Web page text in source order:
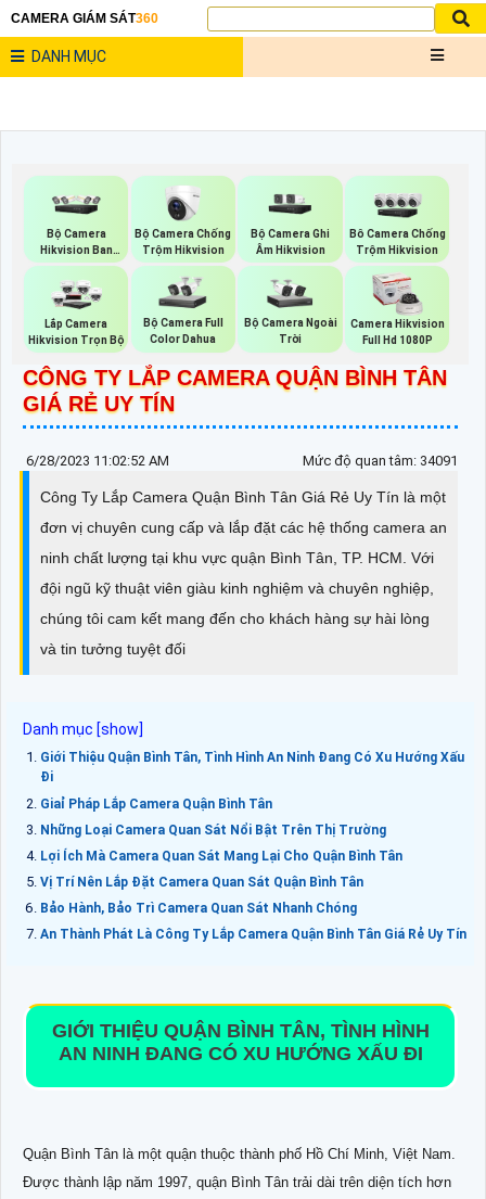
CAMERA GIÁM SÁT360
DANH MỤC
Bộ Camera
Hikvision Ban
Đêm Có Màu
Bộ Camera Chống
Trộm Hikvision
Bộ Camera Ghi
Âm Hikvision
Bô Camera Chống
Trộm Hikvision
Lắp Camera
Hikvision Trọn Bộ
Bộ Camera Full
Color Dahua
Bộ Camera Ngoài
Trời
Camera Hikvision
Full Hd 1080P
CÔNG TY LẮP CAMERA QUẬN BÌNH TÂN
GIÁ RẺ UY TÍN
6/28/2023 11:02:52 AM Mức độ quan tâm: 34091
Công Ty Lắp Camera Quận Bình Tân Giá Rẻ Uy Tín là một
đơn vị chuyên cung cấp và lắp đặt các hệ thống camera an
ninh chất lượng tại khu vực quận Bình Tân, TP. HCM. Với
đội ngũ kỹ thuật viên giàu kinh nghiệm và chuyên nghiệp,
chúng tôi cam kết mang đến cho khách hàng sự hài lòng
và tin tưởng tuyệt đối
Giới Thiệu Quận Bình Tân, Tình Hình An Ninh Đang Có Xu Hướng Xấu
Đi
Giaỉ Pháp Lắp Camera Quận Bình Tân
Những Loại Camera Quan Sát Nổi Bật Trên Thị Trường
Lợi Ích Mà Camera Quan Sát Mang Lại Cho Quận Bình Tân
Vị Trí Nên Lắp Đặt Camera Quan Sát Quận Bình Tân
Bảo Hành, Bảo Trì Camera Quan Sát Nhanh Chóng
An Thành Phát Là Công Ty Lắp Camera Quận Bình Tân Giá Rẻ Uy Tín
GIỚI THIỆU QUẬN BÌNH TÂN, TÌNH HÌNH
AN NINH ĐANG CÓ XU HƯỚNG XẤU ĐI
Quận Bình Tân là một quận thuộc thành phố Hồ Chí Minh, Việt Nam.
Được thành lập năm 1997, quận Bình Tân trải dài trên diện tích hơn